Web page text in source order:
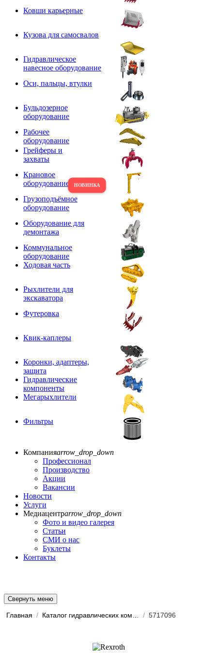
Ковши карьерные
Кузова для самосвалов
Гидравлическое
навесное оборудование
Оси, пальцы, втулки
Бульдозерное
оборудование
Рабочее
оборудование
Грейферы и
захваты
Крановое
оборудование
Грузоподъёмное
оборудование
Оборудование для
демонтажа
Коммунальное
оборудование
Ходовая часть
Рыхлители для
экскаватора
Футеровка
Квик-каплеры
Коронки, адаптеры,
защита
Гидравлические
компоненты
Мегарыхлители
Фильтры
Компанияarrow_drop_down
Профессионал
Производство
Акции
Вакансии
Новости
Услуги
Медиацентрarrow_drop_down
Фото и видео галерея
Статьи
СМИ о нас
Буклеты
Контакты
Свернуть меню
Главная / / 5717096